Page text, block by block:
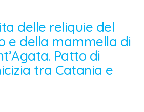
delle reliquie del
e della mammella di
Patto di
tra Catania e